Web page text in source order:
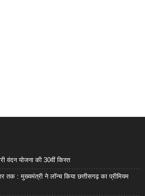
वंदन योजना की 30वीं किस्त
तक : मुख्यमंत्री ने लॉन्च किया छत्तीसगढ़ का प्रीमियम